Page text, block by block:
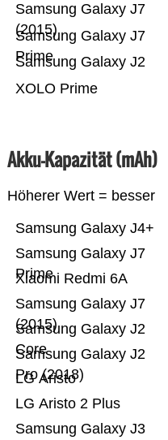
XOLO Prime
Samsung Galaxy J2
Samsung Galaxy J7
Prime
Samsung Galaxy J7
(2015)
Akku-Kapazität (mAh)
Höherer Wert = besser
Samsung Galaxy J3
LG Aristo 2 Plus
LG Aristo
Samsung Galaxy J2
Pro (2018)
Samsung Galaxy J2
Core
Samsung Galaxy J7
(2015)
Xiaomi Redmi 6A
Samsung Galaxy J7
Prime
Samsung Galaxy J4+